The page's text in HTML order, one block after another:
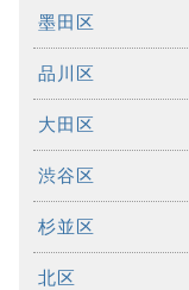
墨田区
品川区
大田区
渋谷区
杉並区
北区